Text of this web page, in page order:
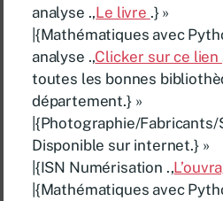
analyse .,Le livre .} »
|{Mathématiques avec
analyse .,Clicker sur ce lien
toutes les bonnes
département.} »
|{Photographie/Fabricants/
Disponible sur internet.} »
|{ISN Numérisation .,
|{Mathématiques avec